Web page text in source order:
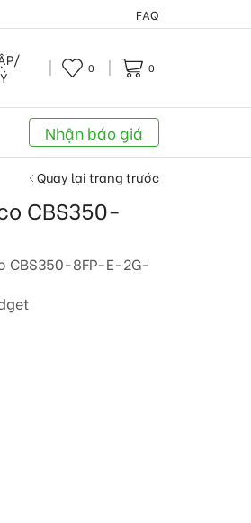
FAQ
0 0
Nhận báo giá
Quay lại trang trước
CBS350-
CBS350-8FP-E-2G-